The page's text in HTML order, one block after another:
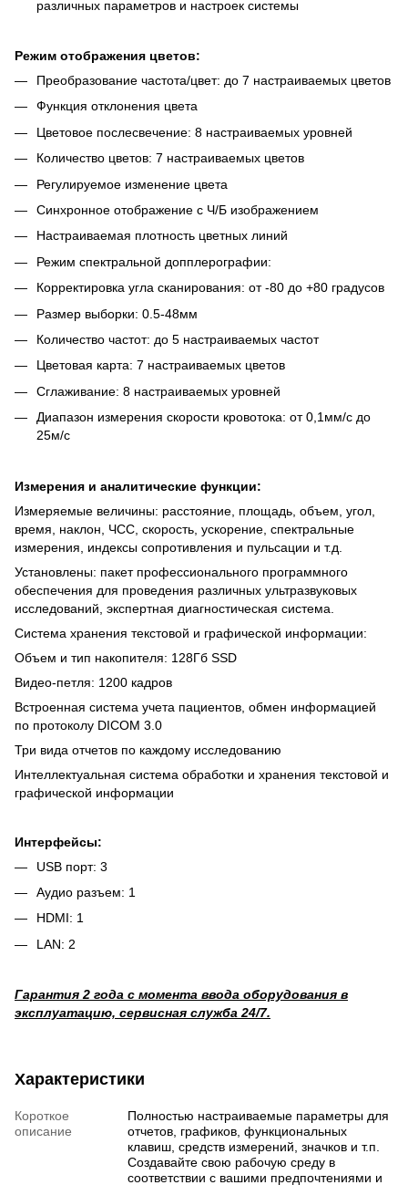
различных параметров и настроек системы
Режим отображения цветов:
Преобразование частота/цвет: до 7 настраиваемых цветов
Функция отклонения цвета
Цветовое послесвечение: 8 настраиваемых уровней
Количество цветов: 7 настраиваемых цветов
Регулируемое изменение цвета
Синхронное отображение с Ч/Б изображением
Настраиваемая плотность цветных линий
Режим спектральной допплерографии:
Корректировка угла сканирования: от -80 до +80 градусов
Размер выборки: 0.5-48мм
Количество частот: до 5 настраиваемых частот
Цветовая карта: 7 настраиваемых цветов
Сглаживание: 8 настраиваемых уровней
Диапазон измерения скорости кровотока: от 0,1мм/с до
25м/с
Измерения и аналитические функции:
Измеряемые величины: расстояние, площадь, объем, угол,
время, наклон, ЧСС, скорость, ускорение, спектральные
измерения, индексы сопротивления и пульсации и т.д.
Установлены: пакет профессионального программного
обеспечения для проведения различных ультразвуковых
исследований, экспертная диагностическая система.
Система хранения текстовой и графической информации:
Объем и тип накопителя: 128Гб SSD
Видео-петля: 1200 кадров
Встроенная система учета пациентов, обмен информацией
по протоколу DICOM 3.0
Три вида отчетов по каждому исследованию
Интеллектуальная система обработки и хранения текстовой и
графической информации
Интерфейсы:
USB порт: 3
Аудио разъем: 1
HDMI: 1
LAN: 2
Гарантия 2 года с момента ввода оборудования в
эксплуатацию, сервисная служба 24/7.
Характеристики
Короткое
описание
Полностью настраиваемые параметры для
отчетов, графиков, функциональных
клавиш, средств измерений, значков и т.п.
Создавайте свою рабочую среду в
соответствии с вашими предпочтениями и